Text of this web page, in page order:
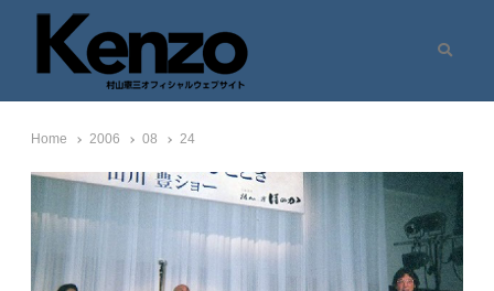
七転八起 – 村山憲三 Official Site
村山憲三ウェブサイト
Home 2006 08 24